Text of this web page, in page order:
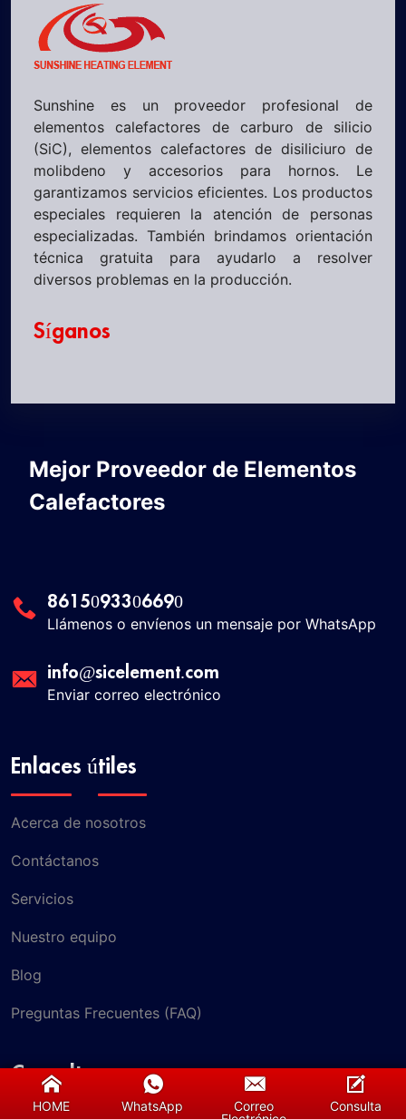
Sunshine es un proveedor profesional de
elementos calefactores de carburo de silicio
(SiC), elementos calefactores de disiliciuro de
molibdeno y accesorios para hornos. Le
garantizamos servicios eficientes. Los productos
especiales requieren la atención de personas
especializadas. También brindamos orientación
técnica gratuita para ayudarlo a resolver
diversos problemas en la producción.
Síganos
Mejor Proveedor de Elementos
Calefactores
8615093306690
Llámenos o envíenos un mensaje por WhatsApp
info@sicelement.com
Enviar correo electrónico
Enlaces útiles
Acerca de nosotros
Contáctanos
Servicios
Nuestro equipo
Blog
Preguntas Frecuentes (FAQ)
Consulta
HOME WhatsApp
Correo
Consulta